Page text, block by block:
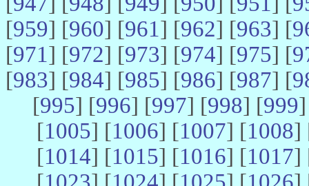
[959] [960] [961] [962] [963] [
[971] [972] [973] [974] [975] [
[983] [984] [985] [986] [987] [
[995] [996] [997] [998] [999
[1005] [1006] [1007] [1008]
[1014] [1015] [1016] [1017]